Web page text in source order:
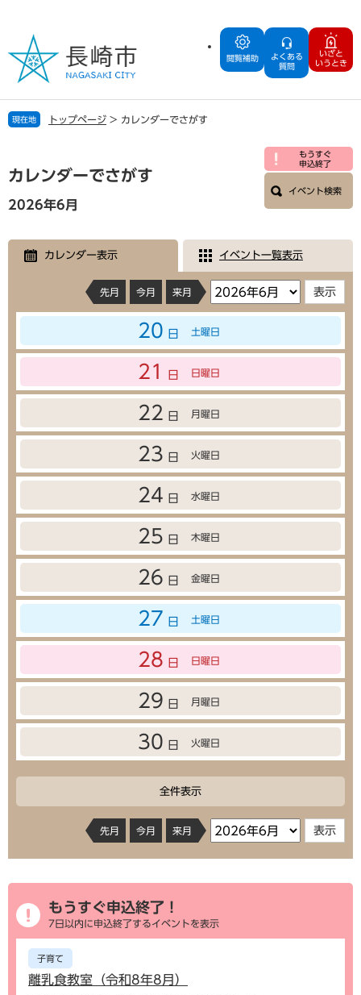
の
で
す
ー
ば
し
文
閲覧補助
よくある
質問
いざと
いうとき
現在地 トップページ > カレンダーでさがす
文
カレンダーでさがす
もうすぐ
申込終了
イベント検索
2026年6月
カレンダー表示 イベント一覧表示
先月 今月 来月
20 日 土曜日
21 日 日曜日
22 日 月曜日
23 日 火曜日
24 日 水曜日
25 日 木曜日
26 日 金曜日
27 日 土曜日
28 日 日曜日
29 日 月曜日
30 日 火曜日
全件表示
先月 今月 来月
もうすぐ申込終了！
7日以内に申込終了するイベントを表示
子育て
離乳食教室（令和8年8月）